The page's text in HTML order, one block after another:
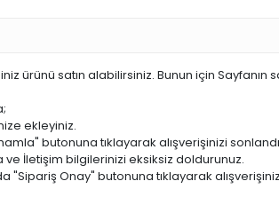
ürünü satın alabilirsiniz. Bunun için Sayfanın
ekleyiniz.
butonuna tıklayarak alışverişinizi
İletişim bilgilerinizi eksiksiz doldurunuz.
"Sipariş Onay" butonuna tıklayarak